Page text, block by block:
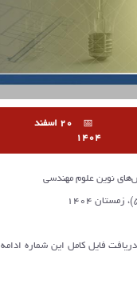
20 اسفند
1404
نوین علوم مهندسی
فایل کامل این شماره ادامه